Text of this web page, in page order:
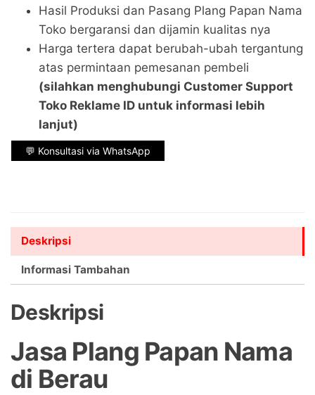
Hasil Produksi dan Pasang Plang Papan Nama
Toko bergaransi dan dijamin kualitas nya
Harga tertera dapat berubah-ubah tergantung
atas permintaan pemesanan pembeli
(silahkan menghubungi Customer Support
Toko Reklame ID untuk informasi lebih
lanjut)
💬 Konsultasi via WhatsApp
Deskripsi
Informasi Tambahan
Deskripsi
Jasa Plang Papan Nama
di Berau